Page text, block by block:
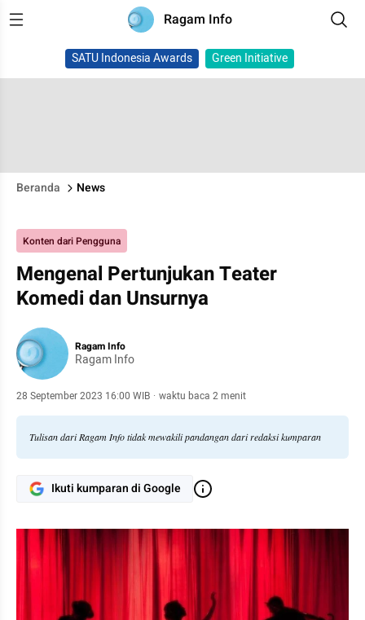
Ragam Info
SATU Indonesia Awards Green Initiative
Beranda News
Konten dari Pengguna
Mengenal Pertunjukan Teater
Komedi dan Unsurnya
Ragam Info
Ragam Info
28 September 2023 16:00 WIB · waktu baca 2 menit
Tulisan dari Ragam Info tidak mewakili pandangan dari redaksi kumparan
Ikuti kumparan di Google